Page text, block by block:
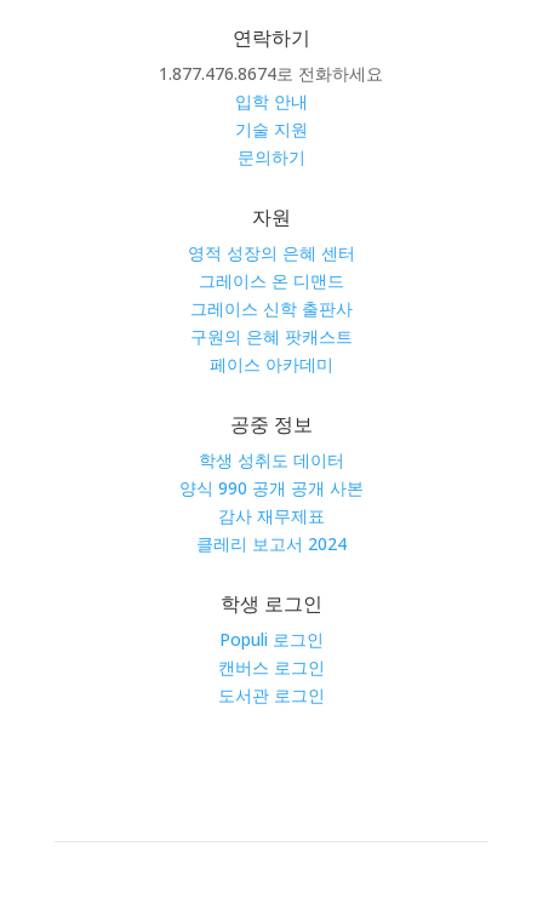
연락하기
1.877.476.8674로 전화하세요
입학 안내
기술 지원
문의하기
자원
영적 성장의 은혜 센터
그레이스 온 디맨드
그레이스 신학 출판사
구원의 은혜 팟캐스트
페이스 아카데미
공중 정보
학생 성취도 데이터
양식 990 공개 공개 사본
감사 재무제표
클레리 보고서 2024
학생 로그인
Populi 로그인
캔버스 로그인
도서관 로그인